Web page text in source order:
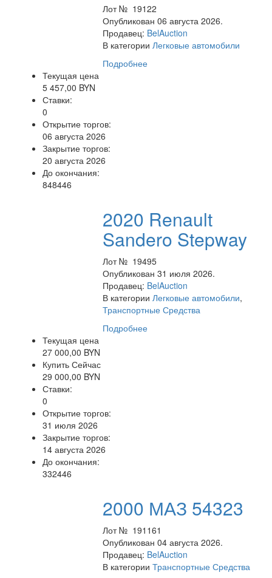
Лот № 19122
Опубликован 06 августа 2026.
Продавец: BelAuction
В категорииЛегковые автомобили
Подробнее
Текущая цена
5 457,00 BYN
Ставки:
0
Открытие торгов:
06 августа 2026
Закрытие торгов:
20 августа 2026
До окончания:
848446
2020 Renault
Sandero Stepway
Лот № 19495
Опубликован 31 июля 2026.
Продавец: BelAuction
В категорииЛегковые автомобили,
Транспортные Средства
Подробнее
Текущая цена
27 000,00 BYN
Купить Сейчас
29 000,00 BYN
Ставки:
0
Открытие торгов:
31 июля 2026
Закрытие торгов:
14 августа 2026
До окончания:
332446
2000 МАЗ 54323
Лот № 191161
Опубликован 04 августа 2026.
Продавец: BelAuction
В категорииТранспортные Средства